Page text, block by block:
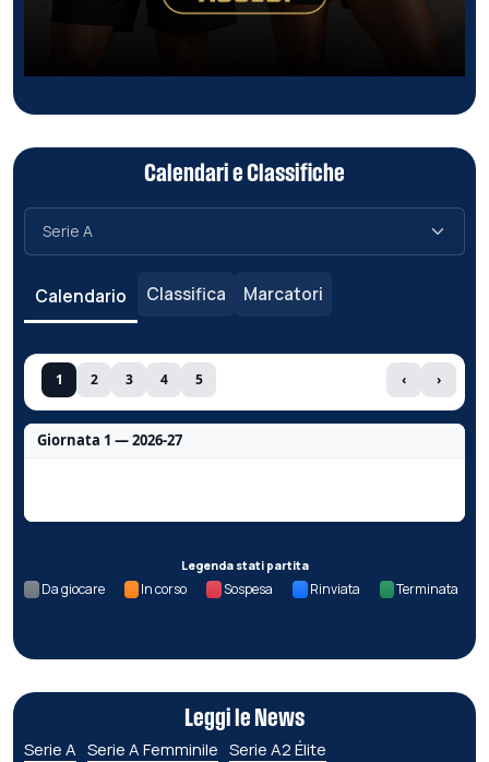
Calendari e Classifiche
Calendario Classifica Marcatori
1 2 3 4 5 ‹ ›
Giornata 1 — 2026-27
Legenda stati partita
Da giocare In corso Sospesa Rinviata Terminata
Leggi le News
Serie A Serie A Femminile Serie A2 Élite